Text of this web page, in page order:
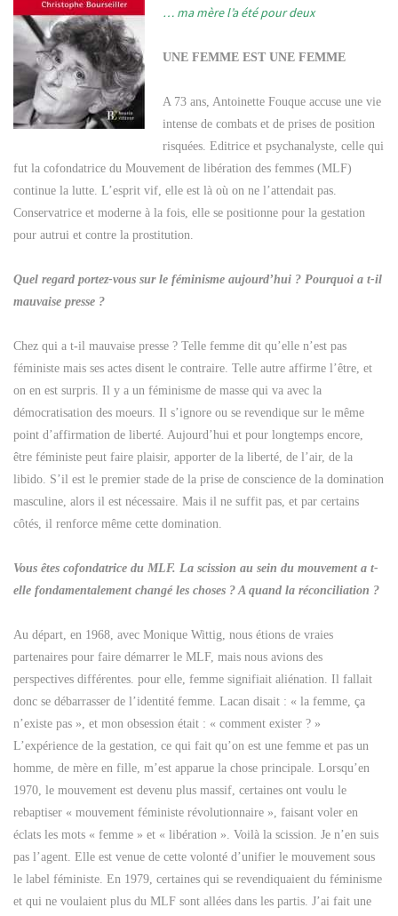
… ma mère l’a été pour deux
UNE FEMME EST UNE FEMME
A 73 ans, Antoinette Fouque accuse une vie
intense de combats et de prises de position
risquées. Editrice et psychanalyste, celle qui
fut la cofondatrice du Mouvement de libération des femmes (MLF)
continue la lutte. L’esprit vif, elle est là où on ne l’attendait pas.
Conservatrice et moderne à la fois, elle se positionne pour la gestation
pour autrui et contre la prostitution.
Quel regard portez-vous sur le féminisme aujourd’hui ? Pourquoi a t-il
mauvaise presse ?
Chez qui a t-il mauvaise presse ? Telle femme dit qu’elle n’est pas
féministe mais ses actes disent le contraire. Telle autre affirme l’être, et
on en est surpris. Il y a un féminisme de masse qui va avec la
démocratisation des moeurs. Il s’ignore ou se revendique sur le même
point d’affirmation de liberté. Aujourd’hui et pour longtemps encore,
être féministe peut faire plaisir, apporter de la liberté, de l’air, de la
libido. S’il est le premier stade de la prise de conscience de la domination
masculine, alors il est nécessaire. Mais il ne suffit pas, et par certains
côtés, il renforce même cette domination.
Vous êtes cofondatrice du MLF. La scission au sein du mouvement a t-
elle fondamentalement changé les choses ? A quand la réconciliation ?
Au départ, en 1968, avec Monique Wittig, nous étions de vraies
partenaires pour faire démarrer le MLF, mais nous avions des
perspectives différentes. pour elle, femme signifiait aliénation. Il fallait
donc se débarrasser de l’identité femme. Lacan disait : « la femme, ça
n’existe pas », et mon obsession était : « comment exister ? »
L’expérience de la gestation, ce qui fait qu’on est une femme et pas un
homme, de mère en fille, m’est apparue la chose principale. Lorsqu’en
1970, le mouvement est devenu plus massif, certaines ont voulu le
rebaptiser « mouvement féministe révolutionnaire », faisant voler en
éclats les mots « femme » et « libération ». Voilà la scission. Je n’en suis
pas l’agent. Elle est venue de cette volonté d’unifier le mouvement sous
le label féministe. En 1979, certaines qui se revendiquaient du féminisme
et qui ne voulaient plus du MLF sont allées dans les partis. J’ai fait une